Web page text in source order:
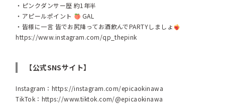
・ピンクダンサー歴 約1年半
・アピールポイント
GAL
・皆様に一言 皆でお尻降ってお酒飲んでPARTYしましょ
https://www.instagram.com/qp_thepink
【公式SNSサイト】
Instagram： https://instagram.com/epicaokinawa
TikTok： https://www.tiktok.com/@epicaokinawa